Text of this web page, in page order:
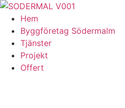
Skip
content
Hem
Byggföretag Södermalm
Tjänster
Projekt
Offert